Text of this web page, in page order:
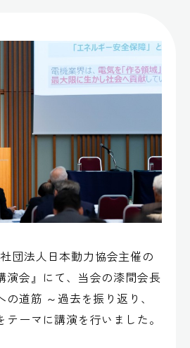
団法人日本動力協会主催の
演会』にて、当会の漆間会長
道筋 ～過去を振り返り、
ーマに講演を行いました。